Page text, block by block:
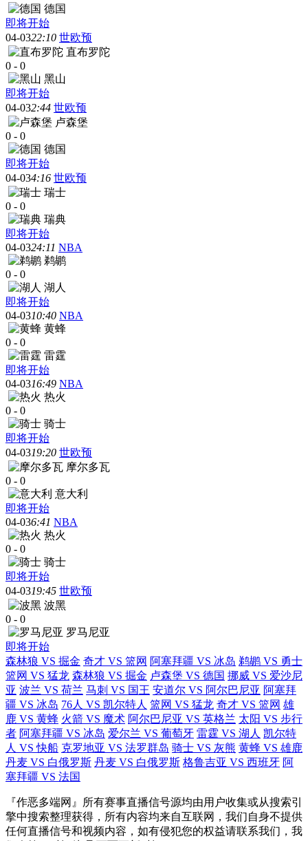
德国
即将开始
04-0322:10 世欧预
直布罗陀
0 - 0
黑山
即将开始
04-032:44 世欧预
卢森堡
0 - 0
德国
即将开始
04-034:16 世欧预
瑞士
0 - 0
瑞典
即将开始
04-0324:11 NBA
鹈鹕
0 - 0
湖人
即将开始
04-0310:40 NBA
黄蜂
0 - 0
雷霆
即将开始
04-0316:49 NBA
热火
0 - 0
骑士
即将开始
04-0319:20 世欧预
摩尔多瓦
0 - 0
意大利
即将开始
04-036:41 NBA
热火
0 - 0
骑士
即将开始
04-0319:45 世欧预
波黑
0 - 0
罗马尼亚
即将开始
森林狼 VS 掘金 奇才 VS 篮网 阿塞拜疆 VS 冰岛 鹈鹕 VS 勇士
篮网 VS 猛龙 森林狼 VS 掘金 卢森堡 VS 德国 挪威 VS 爱沙尼
亚 波兰 VS 荷兰 马刺 VS 国王 安道尔 VS 阿尔巴尼亚 阿塞拜
疆 VS 冰岛 76人 VS 凯尔特人 篮网 VS 猛龙 奇才 VS 篮网 雄
鹿 VS 黄蜂 火箭 VS 魔术 阿尔巴尼亚 VS 英格兰 太阳 VS 步行
者 阿塞拜疆 VS 冰岛 爱尔兰 VS 葡萄牙 雷霆 VS 湖人 凯尔特
人 VS 快船 克罗地亚 VS 法罗群岛 骑士 VS 灰熊 黄蜂 VS 雄鹿
丹麦 VS 白俄罗斯 丹麦 VS 白俄罗斯 格鲁吉亚 VS 西班牙 阿
塞拜疆 VS 法国
『作恶多端网』所有赛事直播信号源均由用户收集或从搜索引
擎中搜索整理获得，所有内容均来自互联网，我们自身不提供
任何直播信号和视频内容，如有侵犯您的权益请联系我们，我